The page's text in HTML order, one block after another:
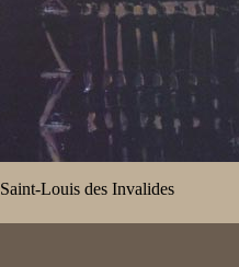
Saint-Louis des Invalides